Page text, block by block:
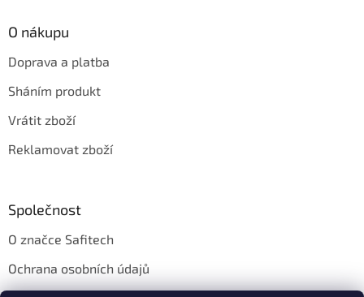
O nákupu
Doprava a platba
Sháním produkt
Vrátit zboží
Reklamovat zboží
Společnost
O značce Safitech
Ochrana osobních údajů